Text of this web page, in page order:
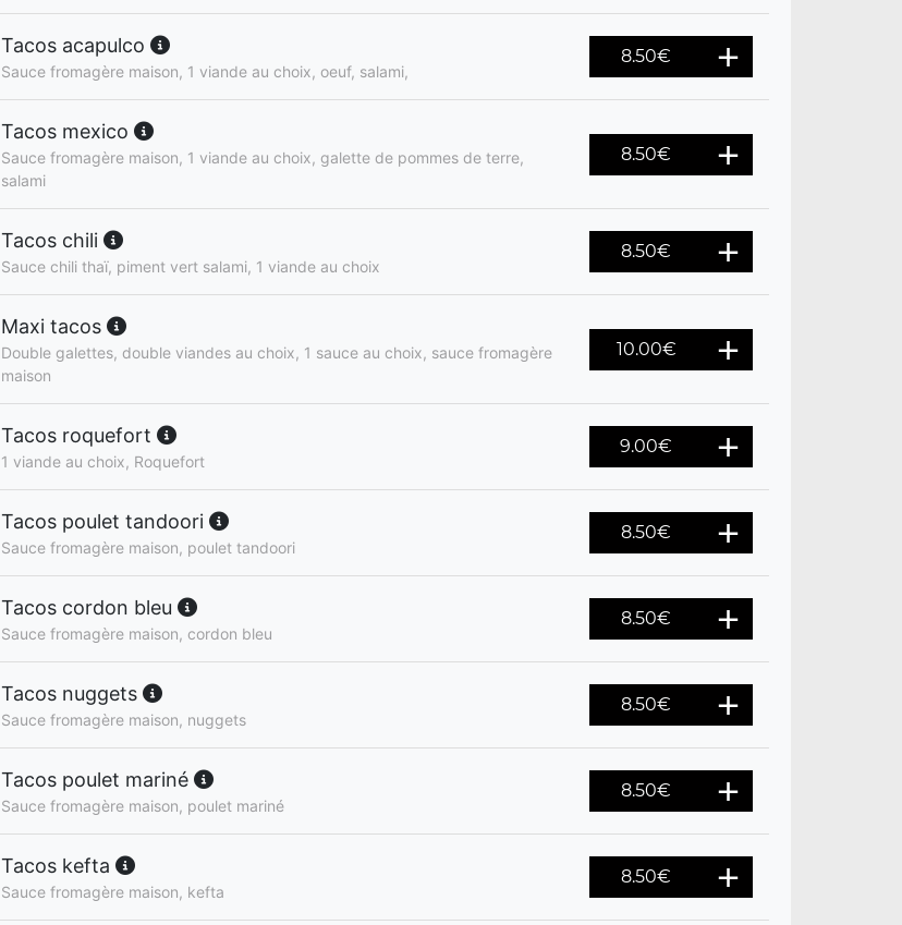
Tacos acapulco
Sauce fromagère maison, 1 viande au choix, oeuf, salami,
8.50€
Tacos mexico
Sauce fromagère maison, 1 viande au choix, galette de pommes de terre,
salami
8.50€
Tacos chili
Sauce chili thaï, piment vert salami, 1 viande au choix
8.50€
Maxi tacos
Double galettes, double viandes au choix, 1 sauce au choix, sauce fromagère
maison
10.00€
Tacos roquefort
1 viande au choix, Roquefort
9.00€
Tacos poulet tandoori
Sauce fromagère maison, poulet tandoori
8.50€
Tacos cordon bleu
Sauce fromagère maison, cordon bleu
8.50€
Tacos nuggets
Sauce fromagère maison, nuggets
8.50€
Tacos poulet mariné
Sauce fromagère maison, poulet mariné
8.50€
Tacos kefta
Sauce fromagère maison, kefta
8.50€